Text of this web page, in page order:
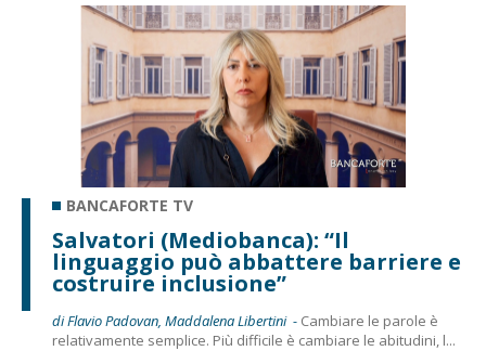
BANCAFORTE TV
Salvatori (Mediobanca): “Il
linguaggio può abbattere barriere e
costruire inclusione”
di Flavio Padovan, Maddalena Libertini - Cambiare le parole è
relativamente semplice. Più difficile è cambiare le abitudini, l...